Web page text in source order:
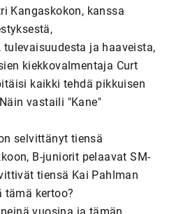
Kangaskokon, kanssa
ja haaveista,
kiekkovalmentaja Curt
kaikki tehdä pikkuisen
vastaili "Kane"
selvittänyt tiensä
B-juniorit pelaavat SM-
tiensä Kai Pahlman
tämä kertoo?